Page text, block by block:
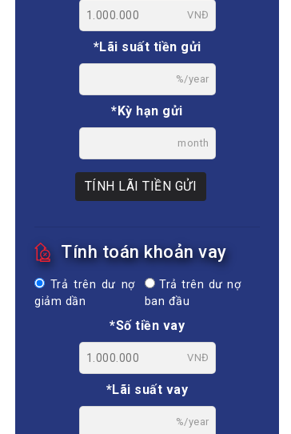
VNĐ
*Lãi suất tiền gửi
%/year
*Kỳ hạn gửi
month
TÍNH LÃI TIỀN GỬI
Tính toán khoản vay
Trả trên dư nợ
giảm dần
Trả trên dư nợ
ban đầu
*Số tiền vay
VNĐ
*Lãi suất vay
%/year